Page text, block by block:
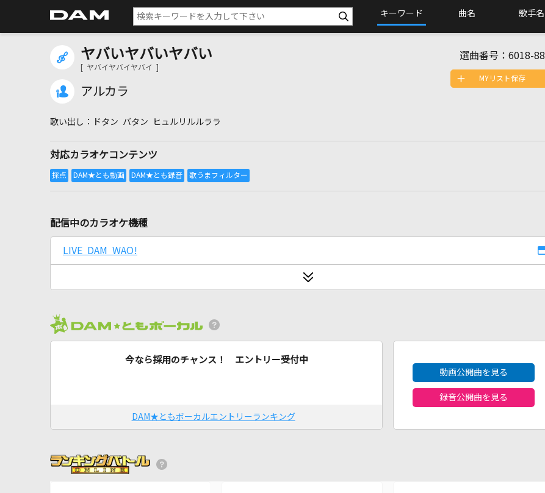
キーワード 曲名 歌手名
ヤバいヤバいヤバい
[ ヤバイヤバイヤバイ ]
アルカラ
選曲番号： 6018-88
ドタン バタン ヒュルリルルララ
対応カラオケコンテンツ
MYリスト保存
配信中のカラオケ機種
LIVE DAM WAO!
今なら採用のチャンス！ エントリー受付中
DAM★ともボーカルエントリーランキング
動画公開曲を見る
録音公開曲を見る